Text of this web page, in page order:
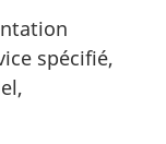
spécifié,